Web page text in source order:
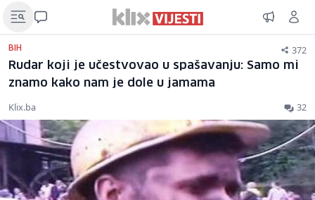
BIH 372
Rudar koji je učestvovao u spašavanju: Samo mi
znamo kako nam je dole u jamama
Klix.ba 32